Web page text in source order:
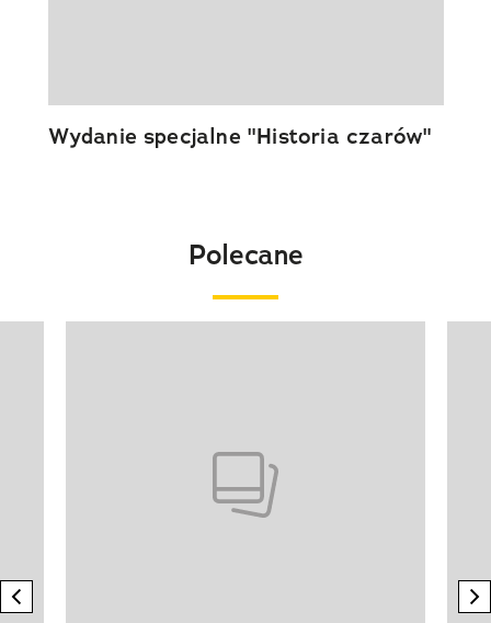
Wydanie specjalne "Historia czarów"
Polecane
previous element